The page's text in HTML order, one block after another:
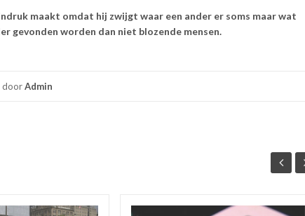
maakt omdat hij zwijgt waar een ander er soms maar wat
gevonden worden dan niet blozende mensen.
doorAdmin